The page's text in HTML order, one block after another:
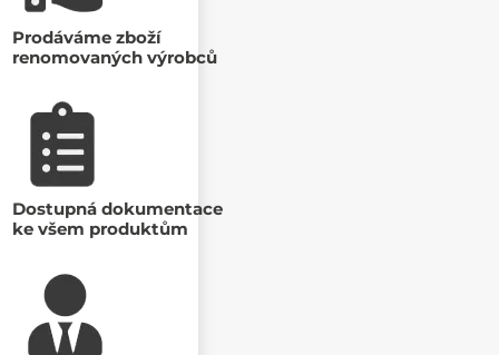
Prodáváme zboží
renomovaných výrobců
Dostupná dokumentace
ke všem produktům